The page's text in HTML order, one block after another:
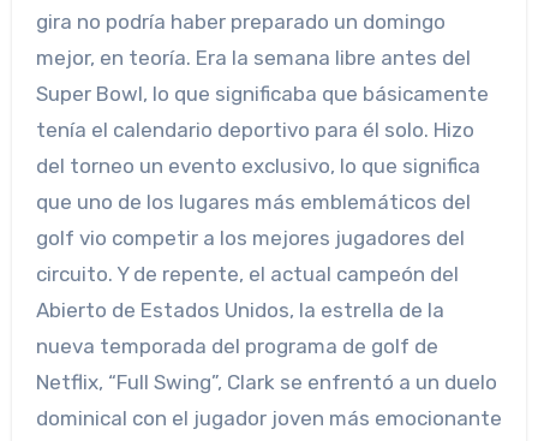
gira no podría haber preparado un domingo
mejor, en teoría. Era la semana libre antes del
Super Bowl, lo que significaba que básicamente
tenía el calendario deportivo para él solo. Hizo
del torneo un evento exclusivo, lo que significa
que uno de los lugares más emblemáticos del
golf vio competir a los mejores jugadores del
circuito. Y de repente, el actual campeón del
Abierto de Estados Unidos, la estrella de la
nueva temporada del programa de golf de
Netflix, “Full Swing”, Clark se enfrentó a un duelo
dominical con el jugador joven más emocionante